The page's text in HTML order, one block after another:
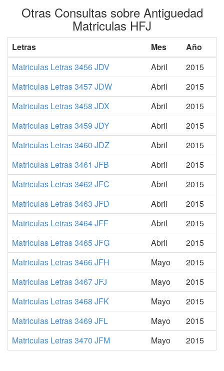
Otras Consultas sobre Antiguedad
Matriculas HFJ
Letras Mes
Año
Matriculas Letras 3456 JDV
Abril
2015
Matriculas Letras 3457 JDW
Abril
2015
Matriculas Letras 3458 JDX
Abril
2015
Matriculas Letras 3459 JDY
Abril
2015
Matriculas Letras 3460 JDZ
Abril
2015
Matriculas Letras 3461 JFB
Abril
2015
Matriculas Letras 3462 JFC
Abril
2015
Matriculas Letras 3463 JFD
Abril
2015
Matriculas Letras 3464 JFF
Abril
2015
Matriculas Letras 3465 JFG
Abril
2015
Matriculas Letras 3466 JFH
Mayo
2015
Matriculas Letras 3467 JFJ
Mayo
2015
Matriculas Letras 3468 JFK
Mayo
2015
Matriculas Letras 3469 JFL
Mayo
2015
Matriculas Letras 3470 JFM
Mayo 2015